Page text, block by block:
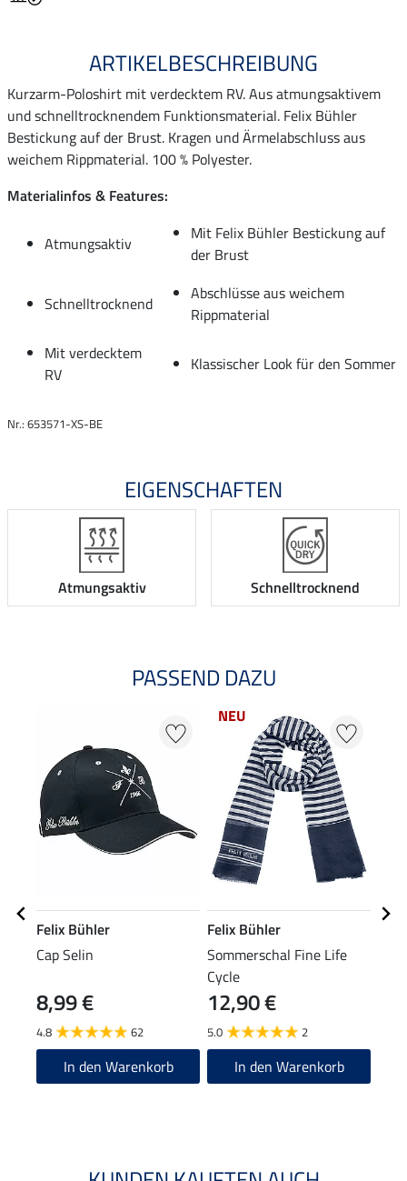
ARTIKELBESCHREIBUNG
Kurzarm-Poloshirt mit verdecktem RV. Aus atmungsaktivem
und schnelltrocknendem Funktionsmaterial. Felix Bühler
Bestickung auf der Brust. Kragen und Ärmelabschluss aus
weichem Rippmaterial. 100 % Polyester.
Materialinfos & Features:
Atmungsaktiv
Mit Felix Bühler Bestickung auf
der Brust
Schnelltrocknend
Abschlüsse aus weichem
Rippmaterial
Mit verdecktem
RV
Klassischer Look für den Sommer
Nr.: 653571-XS-BE
EIGENSCHAFTEN
Atmungsaktiv Schnelltrocknend
PASSEND DAZU
Felix Bühler
Cap Selin
8,99 €
4.8 62
In den Warenkorb
NEU
Felix Bühler
Sommerschal Fine Life
Cycle
12,90 €
5.0 2
In den Warenkorb